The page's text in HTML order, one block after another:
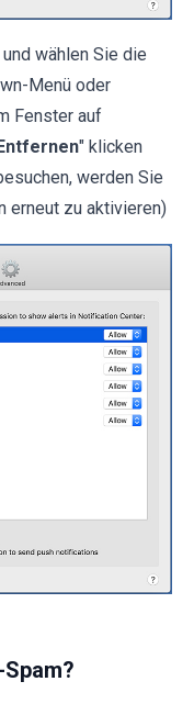
wählen Sie die
Menü oder
Fenster auf
Entfernen" klicken
werden Sie
erneut zu aktivieren)